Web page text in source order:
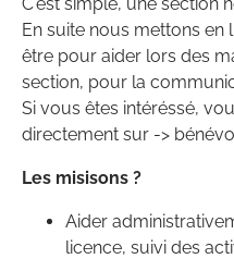
En suite nous mettons en
être pour aider lors des
section, pour la
Si vous êtes intéréssé,
directement sur ->
Les misisons ?
Aider
licence, suivi des